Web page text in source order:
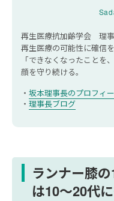
膝蓋軟骨軟
膝蓋軟骨軟
すか？
膝蓋軟骨軟
再生医療抗加齢学会 理事
再生医療の可能性に確信
「できなくなったことを
顔を守り続ける。
坂本理事長のプロフィ
理事長ブログ
ランナー膝の
は10～20代